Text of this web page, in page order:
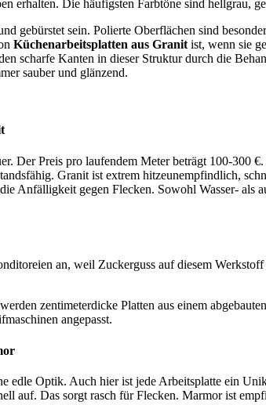
erhalten. Die häufigsten Farbtöne sind hellgrau,
gebürstet sein. Polierte Oberflächen sind
Küchenarbeitsplatten aus Granit ist, wenn sie
scharfe Kanten in dieser Struktur durch die
sauber und glänzend.
Der Preis pro laufendem Meter beträgt 100-300
Granit ist extrem hitzeunempfindlich,
Anfälligkeit gegen Flecken. Sowohl Wasser- als
an, weil Zuckerguss auf diesem
werden zentimeterdicke Platten aus einem
angepasst.
edle Optik. Auch hier ist jede Arbeitsplatte ein
auf. Das sorgt rasch für Flecken. Marmor ist